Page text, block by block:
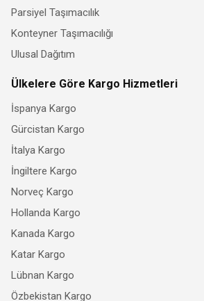
Parsiyel Taşımacılık
Konteyner Taşımacılığı
Ulusal Dağıtım
Ülkelere Göre Kargo Hizmetleri
İspanya Kargo
Gürcistan Kargo
İtalya Kargo
İngiltere Kargo
Norveç Kargo
Hollanda Kargo
Kanada Kargo
Katar Kargo
Lübnan Kargo
Özbekistan Kargo